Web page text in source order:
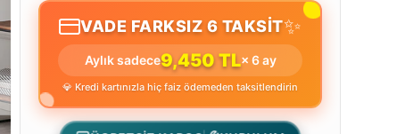
VADE FARKSIZ 6 TAKSİT✨
Aylık sadece9,450 TL× 6 ay
💎 Kredi kartınızla hiç faiz ödemeden taksitlendirin